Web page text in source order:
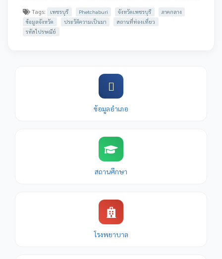
Tags: เพชรบุรี Phetchaburi จังหวัดเพชรบุรี
ภาคกลาง
ข้อมูลจังหวัด
ประวัติความเป็นมา
สถานที่ท่องเที่ยว
รหัสไปรษณีย์
ข้อมูลอำเภอ
สถานศึกษา
โรงพยาบาล